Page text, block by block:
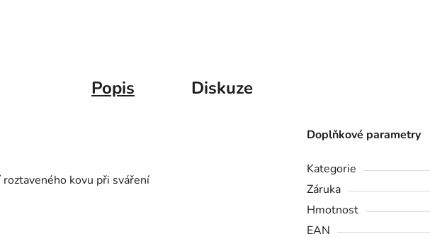
Popis Diskuze
kovu při sváření
Doplňkové parametry
Kategorie
Záruka
Hmotnost
EAN